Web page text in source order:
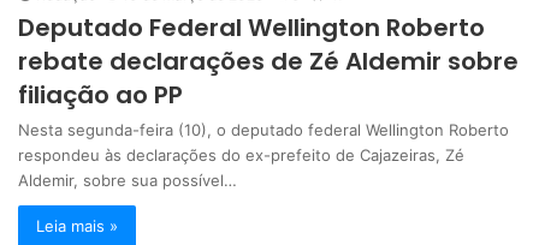
Deputado Federal Wellington Roberto
rebate declarações de Zé Aldemir sobre
filiação ao PP
Nesta segunda-feira (10), o deputado federal Wellington Roberto
respondeu às declarações do ex-prefeito de Cajazeiras, Zé
Aldemir, sobre sua possível…
Leia mais »